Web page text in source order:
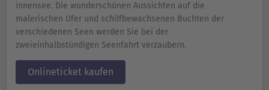
innensee. Die wunderschönen Aussichten auf die
malerischen Ufer und schilfbewachsenen Buchten der
verschiedenen Seen werden Sie bei der
zweieinhalbstündigen Seenfahrt verzaubern.
Onlineticket kaufen